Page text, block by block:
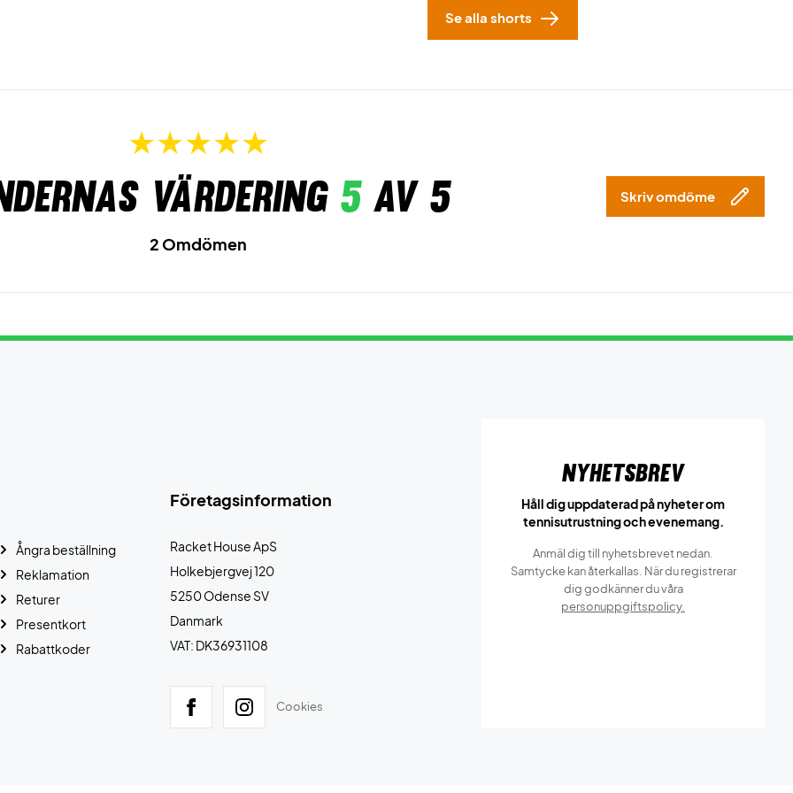
Se alla shorts
värdering 5av 5 Skriv omdöme
2 Omdömen
Företagsinformation
Racket House ApS
Holkebjergvej 120
5250 Odense SV
Danmark
VAT: DK36931108
Cookies
Ångra beställning
Reklamation
Returer
Presentkort
Rabattkoder
Nyhetsbrev
Håll dig uppdaterad på nyheter om
tennisutrustning och evenemang.
Anmäl dig till nyhetsbrevet nedan.
Samtycke kan återkallas. När du registrerar
dig godkänner du våra
personuppgiftspolicy.